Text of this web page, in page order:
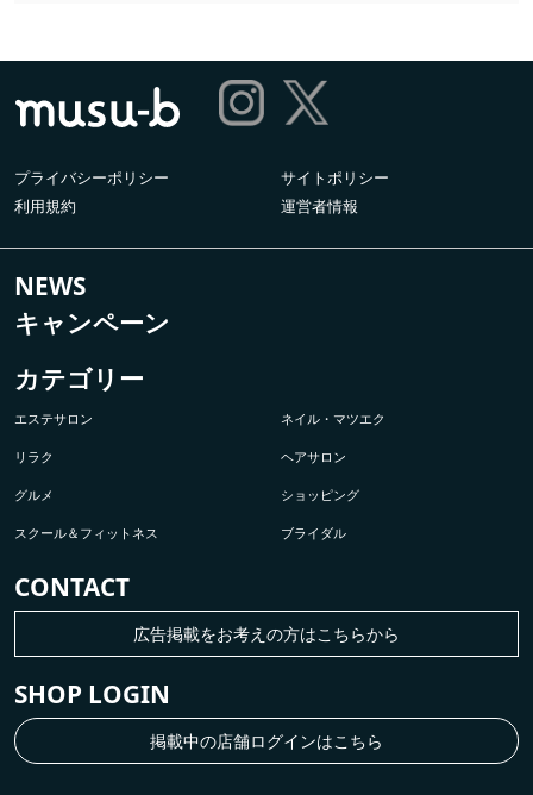
プライバシーポリシー
サイトポリシー
利用規約
運営者情報
NEWS
キャンペーン
カテゴリー
エステサロン ネイル・マツエク
リラク ヘアサロン
グルメ ショッピング
スクール＆フィットネス ブライダル
SHOP LOGIN
掲載中の店舗ログインはこちら
CONTACT
広告掲載をお考えの方はこちらから